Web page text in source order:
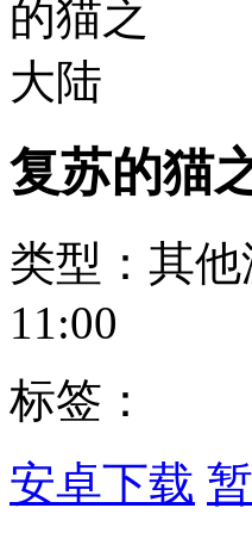
复苏的猫
类型：其他
11:00
标签：
安卓下载